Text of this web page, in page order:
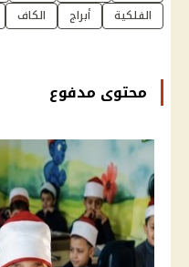
الفلكية
أبراج الكاف
محتوى مدفوع